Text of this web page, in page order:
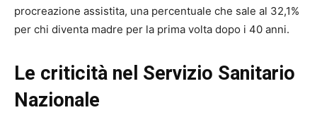
procreazione assistita, una percentuale che sale al 32,1%
per chi diventa madre per la prima volta dopo i 40 anni.
Le criticità nel Servizio Sanitario
Nazionale